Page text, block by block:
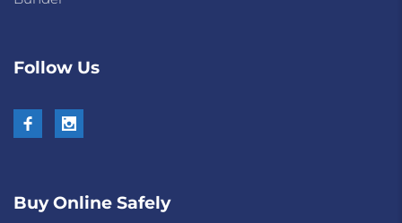
Follow Us
Buy Online Safely